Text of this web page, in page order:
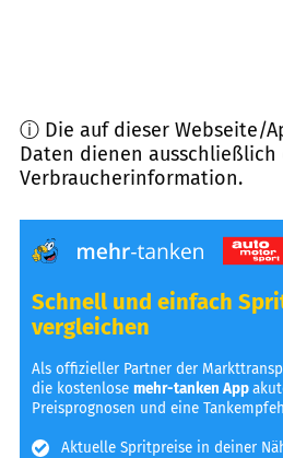
ⓘ Die auf dieser Webseite/
Daten dienen ausschließlich
Verbraucherinformation.
Schnell und einfach
vergleichen
Als offizieller Partner der
die kostenlosemehr-tanken App
Preisprognosen und eine
Aktuelle Spritpreise in deiner